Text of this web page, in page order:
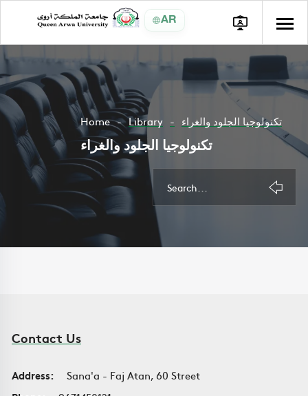
AR
Home Library تكنولوجيا الجلود والغراء
تكنولوجيا الجلود والغراء
Contact Us
Address:
Sana'a - Faj Atan, 60 Street